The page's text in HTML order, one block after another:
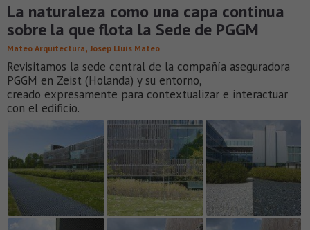
La naturaleza como una capa continua
sobre la que flota la Sede de PGGM
Mateo Arquitectura, Josep Lluís Mateo
Revisitamos la sede central de la compañía aseguradora
PGGM en Zeist (Holanda) y su entorno,
creado expresamente para contextualizar e interactuar
con el edificio.